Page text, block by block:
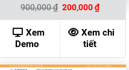
900,000₫ Giá
gốc
là:
900,000 ₫.
200,000₫Giá
hiện
tại
là:
Xem
Demo
Xem chi
tiết